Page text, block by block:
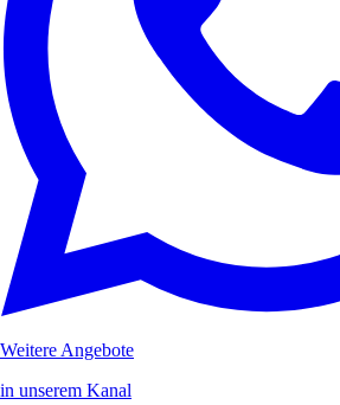
Weitere Angebote
in unserem Kanal